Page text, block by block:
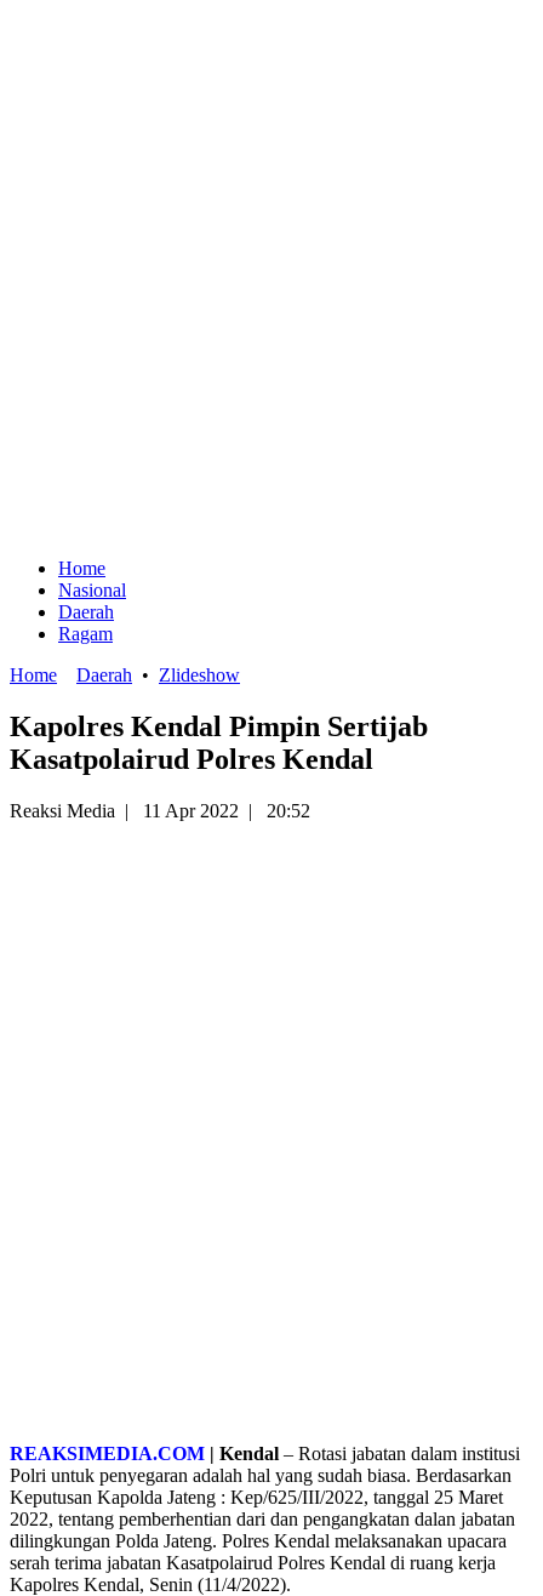
Home
Nasional
Daerah
Ragam
Home
Daerah • Zlideshow
Kapolres Kendal Pimpin Sertijab
Kasatpolairud Polres Kendal
Reaksi Media | 11 Apr 2022 | 20:52
REAKSIMEDIA.COM | Kendal – Rotasi jabatan dalam institusi
Polri untuk penyegaran adalah hal yang sudah biasa. Berdasarkan
Keputusan Kapolda Jateng : Kep/625/III/2022, tanggal 25 Maret
2022, tentang pemberhentian dari dan pengangkatan dalan jabatan
dilingkungan Polda Jateng. Polres Kendal melaksanakan upacara
serah terima jabatan Kasatpolairud Polres Kendal di ruang kerja
Kapolres Kendal, Senin (11/4/2022).